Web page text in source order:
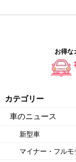
お得な
カテゴリー
車のニュース
新型車
マイナー・フル